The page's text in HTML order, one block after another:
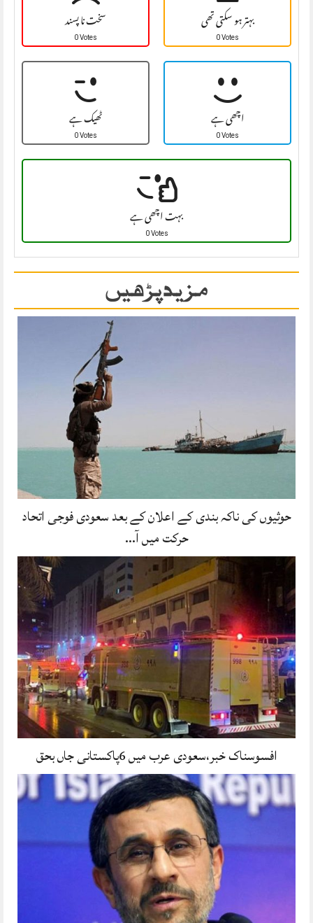
سخت نا پسند
0 Votes بہتر ہو سکتی تھی
0 Votes
ٹھیک ہے
0 Votes اچھی ہے
0 Votes
بہت اچھی ہے
0 Votes
مزید پڑھیں
حوثیوں کی ناکہ بندی کے اعلان کے بعد سعودی فوجی اتحاد
حرکت میں آ…
افسوسناک خبر،سعودی عرب میں 6پاکستانی جاں بحق